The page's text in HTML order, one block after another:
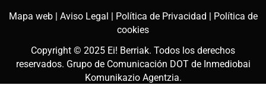
Mapa web | Aviso Legal | Política de Privacidad | Política de
cookies
Copyright © 2025 Ei! Berriak. Todos los derechos
reservados. Grupo de Comunicación DOT de Inmediobai
Komunikazio Agentzia.